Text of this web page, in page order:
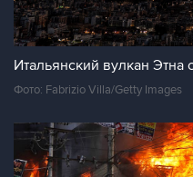
Итальянский вулкан Этна
Фото: Fabrizio Villa/Getty Images